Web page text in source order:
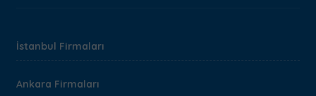
İstanbul Firmaları
Ankara Firmaları